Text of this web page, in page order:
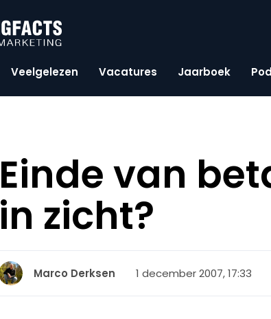
Veelgelezen Vacatures Jaarboek
Einde van
in zicht?
Marco Derksen 1 december 2007, 17:33